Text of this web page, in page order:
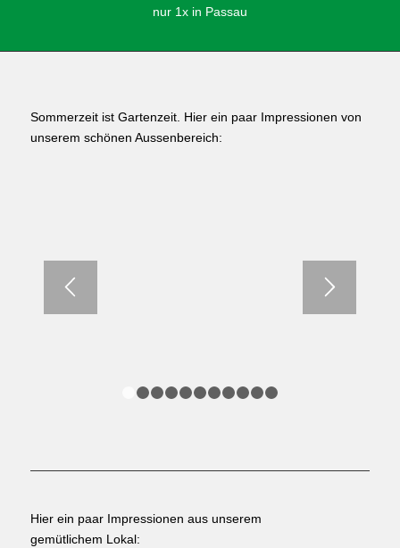
nur 1x in Passau
Sommerzeit ist Gartenzeit. Hier ein paar Impressionen von
unserem schönen Aussenbereich:
1 2 3 4 5
Hier ein paar Impressionen aus unserem
gemütlichem Lokal: